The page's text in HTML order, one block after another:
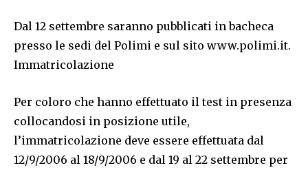
Dal 12 settembre saranno pubblicati in bacheca
presso le sedi del Polimi e sul sito www.polimi.it.
Immatricolazione
Per coloro che hanno effettuato il test in presenza
collocandosi in posizione utile,
l’immatricolazione deve essere effettuata dal
12/9/2006 al 18/9/2006 e dal 19 al 22 settembre per